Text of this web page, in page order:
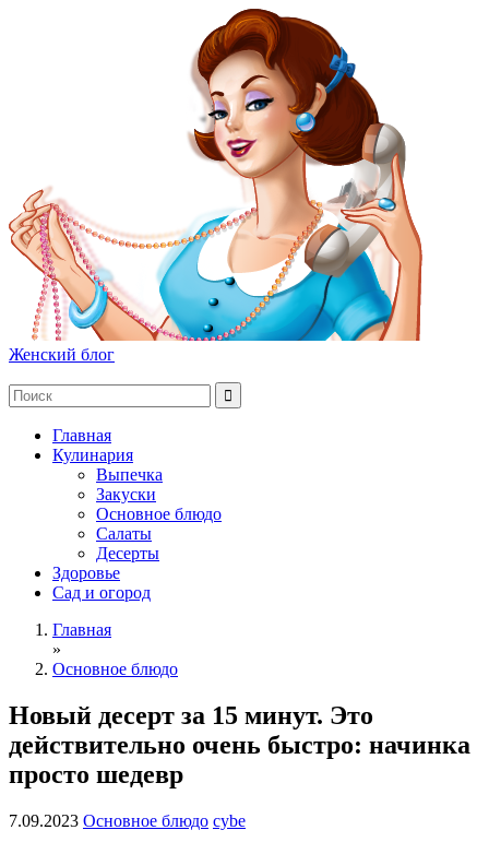
Женский блог
Главная
Кулинария
Выпечка
Закуски
Основное блюдо
Салаты
Десерты
Здоровье
Сад и огород
Главная
»
Основное блюдо
Новый десерт за 15 минут. Это
действительно очень быстро: начинка
просто шедевр
7.09.2023 Основное блюдо cybe